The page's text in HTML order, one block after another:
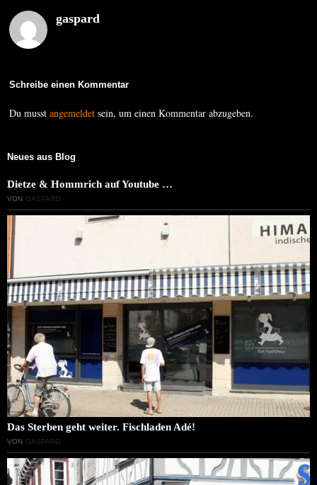
gaspard
Schreibe einen Kommentar
Du musstangemeldet sein, um einen Kommentar abzugeben.
Neues aus Blog
Dietze & Hommrich auf Youtube …
VON GASPARD
Das Sterben geht weiter. Fischladen Adé!
VON GASPARD